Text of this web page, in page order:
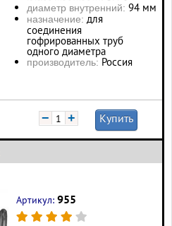
диаметр внутренний: 94 мм
назначение: для
соединения
гофрированных труб
одного диаметра
производитель: Россия
− + Купить
Артикул: 955